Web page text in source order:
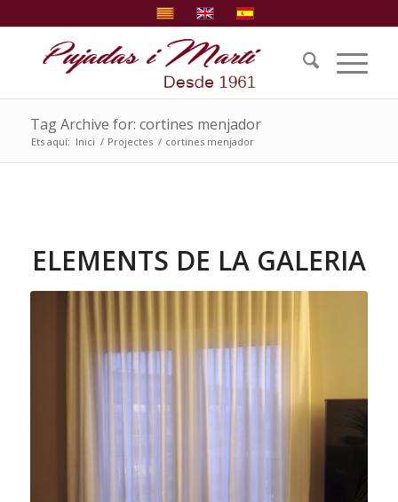
Tag Archive for: cortines menjador
Ets aquí: Inici / Projectes / cortines menjador
ELEMENTS DE LA GALERIA